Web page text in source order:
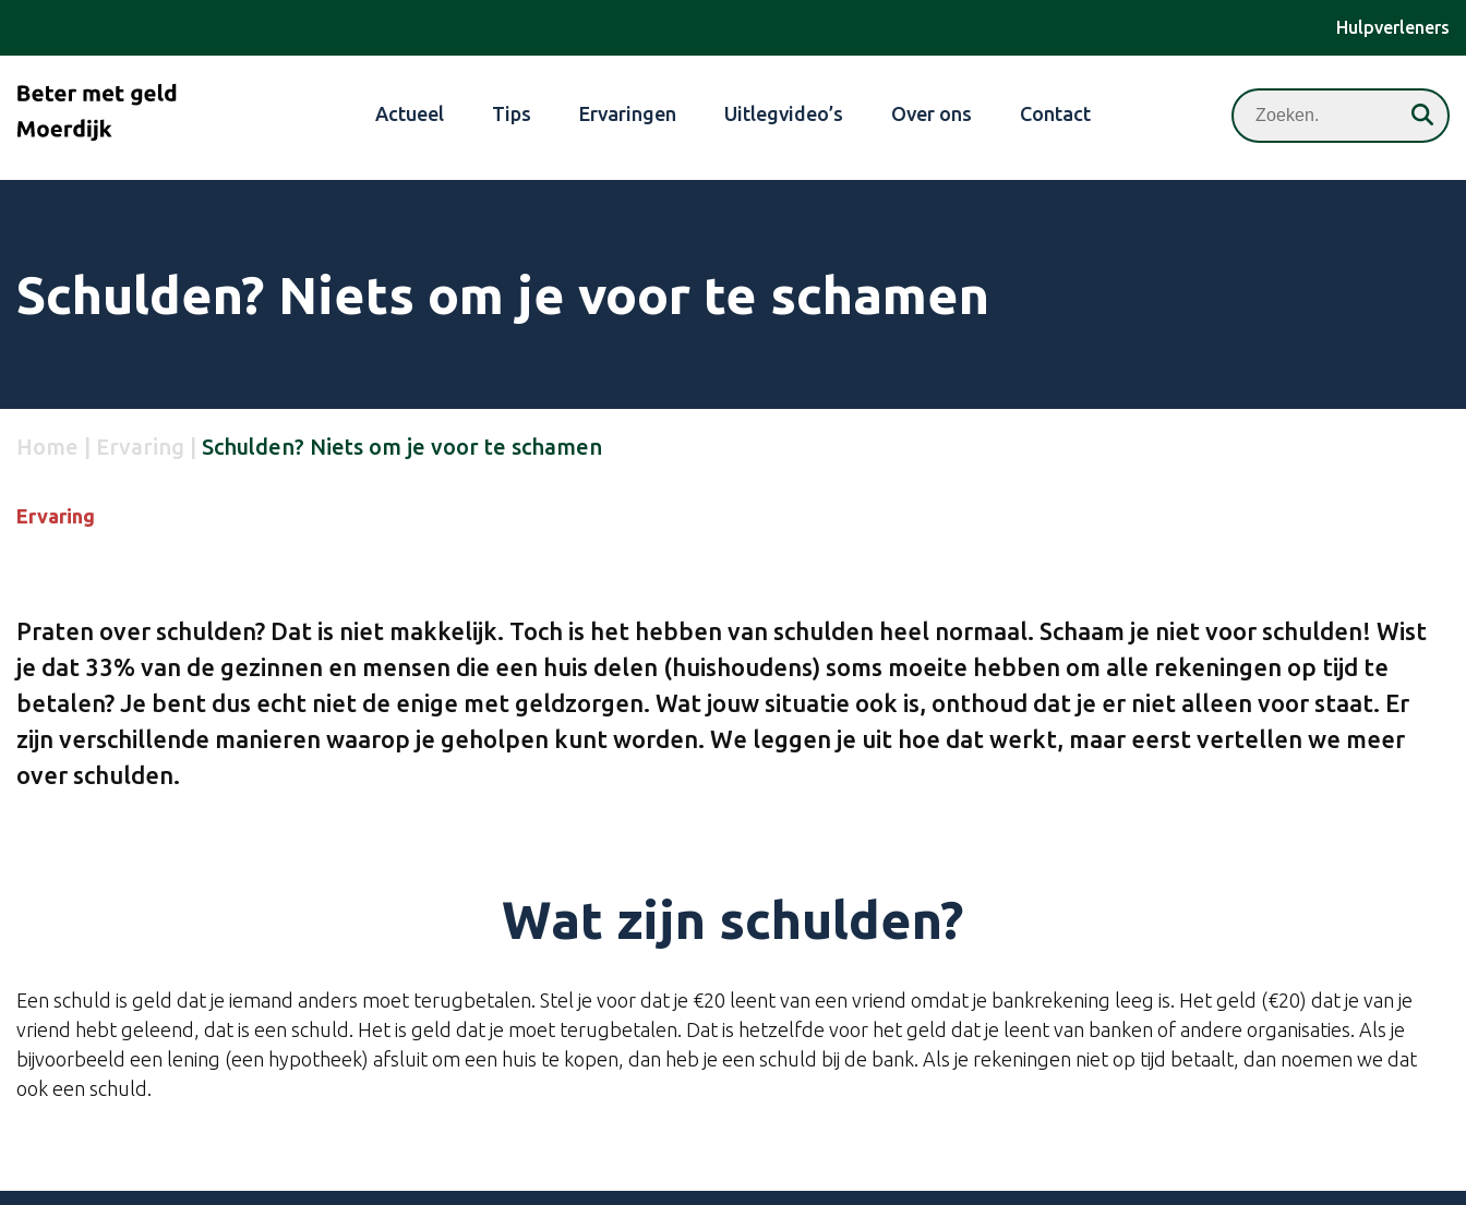
Hulpverleners
Actueel Tips Ervaringen Uitlegvideo’s Over ons Contact Zoeken
Schulden? Niets om je voor te schamen
Home Ervaring Schulden? Niets om je voor te schamen
Ervaring
Praten over schulden? Dat is niet makkelijk. Toch is het hebben van schulden heel normaal. Schaam je niet voor schulden! Wist
je dat 33% van de gezinnen en mensen die een huis delen (huishoudens) soms moeite hebben om alle rekeningen op tijd te
betalen? Je bent dus echt niet de enige met geldzorgen. Wat jouw situatie ook is, onthoud dat je er niet alleen voor staat. Er
zijn verschillende manieren waarop je geholpen kunt worden. We leggen je uit hoe dat werkt, maar eerst vertellen we meer
over schulden.
Wat zijn schulden?
Een schuld is geld dat je iemand anders moet terugbetalen. Stel je voor dat je €20 leent van een vriend omdat je bankrekening leeg is. Het geld (€20) dat je van je
vriend hebt geleend, dat is een schuld. Het is geld dat je moet terugbetalen. Dat is hetzelfde voor het geld dat je leent van banken of andere organisaties. Als je
bijvoorbeeld een lening (een hypotheek) afsluit om een huis te kopen, dan heb je een schuld bij de bank. Als je rekeningen niet op tijd betaalt, dan noemen we dat
ook een schuld.